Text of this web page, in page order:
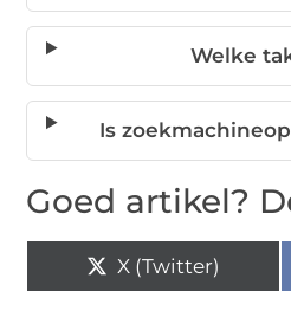
Welke
Is
Goed artikel?
X (Twitter)